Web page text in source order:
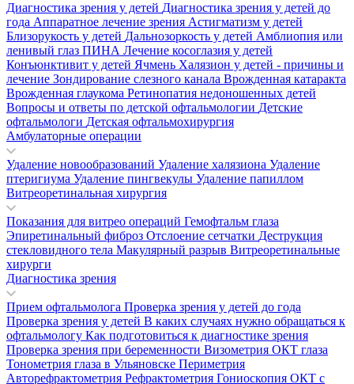
Диагностика зрения у детей Диагностика зрения у детей до
года Аппаратное лечение зрения Астигматизм у детей
Близорукость у детей Дальнозоркость у детей Амблиопия или
ленивый глаз ПИНА Лечение косоглазия у детей
Конъюнктивит у детей Ячмень Халязион у детей - причины и
лечение Зондирование слезного канала Врожденная катаракта
Врожденная глаукома Ретинопатия недоношенных детей
Вопросы и ответы по детской офтальмологии Детские
офтальмологи Детская офтальмохирургия
Амбулаторные операции
Удаление новообразований Удаление халязиона Удаление
птеригиума Удаление пингвекулы Удаление папиллом
Витреоретинальная хирургия
Показания для витрео операций Гемофтальм глаза
Эпиретинальный фиброз Отслоение сетчатки Деструкция
стекловидного тела Макулярный разрыв Витреоретинальные
хирурги
Диагностика зрения
Прием офтальмолога Проверка зрения у детей до года
Проверка зрения у детей В каких случаях нужно обращаться к
офтальмологу Как подготовиться к диагностике зрения
Проверка зрения при беременности Визометрия ОКТ глаза
Тонометрия глаза в Ульяновске Периметрия
Авторефрактометрия Рефрактометрия Гониоскопия ОКТ с